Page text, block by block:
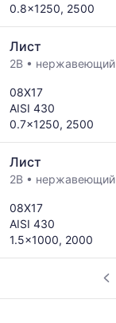
0.8x1250, 2500
Лист
2B • нержавеющий
08Х17
AISI 430
0.7x1250, 2500
Лист
2B • нержавеющий
08Х17
AISI 430
1.5x1000, 2000